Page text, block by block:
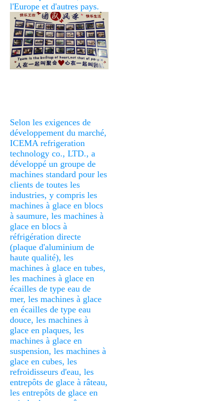
l'Europe et d'autres pays.
Selon les exigences de
développement du marché,
ICEMA refrigeration
technology co., LTD., a
développé un groupe de
machines standard pour les
clients de toutes les
industries, y compris les
machines à glace en blocs
à saumure, les machines à
glace en blocs à
réfrigération directe
(plaque d'aluminium de
haute qualité), les
machines à glace en tubes,
les machines à glace en
écailles de type eau de
mer, les machines à glace
en écailles de type eau
douce, les machines à
glace en plaques, les
machines à glace en
suspension, les machines à
glace en cubes, les
refroidisseurs d'eau, les
entrepôts de glace à râteau,
les entrepôts de glace en